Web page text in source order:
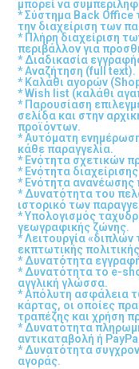
μπορεί να
* Σύστημα Back Office
την διαχείριση των
* Πλήρη διαχείριση
περιβάλλον για
* Διαδικασία
* Αναζήτηση (full text).
* Καλάθι αγορών
* Wish list (καλάθι
* Παρουσίαση
σελίδα και στην
προϊόντων.
* Αυτόματη
κάθε παραγγελία.
* Ενότητα σχετικών
* Ενότητα
* Ενότητα
* Δυνατότητα του
ιστορικό των
* Υπολογισμός
γεωγραφικής ζώνης.
* Λειτουργία «διπλών
εκπτωτικής
* Δυνατότητα
* Δυνατότητα το e-
αγγλική γλώσσα.
* Απόλυτη ασφάλεια
κάρτας, οι οποίες
τραπέζης και χρήση
* Δυνατότητα
αντικαταβολή ή
* Δυνατότητα
αγοράς.